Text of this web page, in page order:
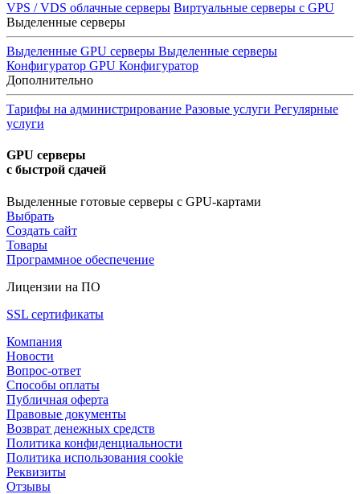
VPS / VDS облачные серверы Виртуальные серверы с GPU
Выделенные серверы
Выделенные GPU серверы Выделенные серверы
Конфигуратор GPU Конфигуратор
Дополнительно
Тарифы на администрирование Разовые услуги Регулярные
услуги
GPU серверы
с быстрой сдачей
Выделенные готовые серверы с GPU-картами
Выбрать
Создать сайт
Товары
Программное обеспечение
Лицензии на ПО
SSL сертификаты
Компания
Новости
Вопрос-ответ
Способы оплаты
Публичная оферта
Правовые документы
Возврат денежных средств
Политика конфиденциальности
Политика использования cookie
Реквизиты
Отзывы